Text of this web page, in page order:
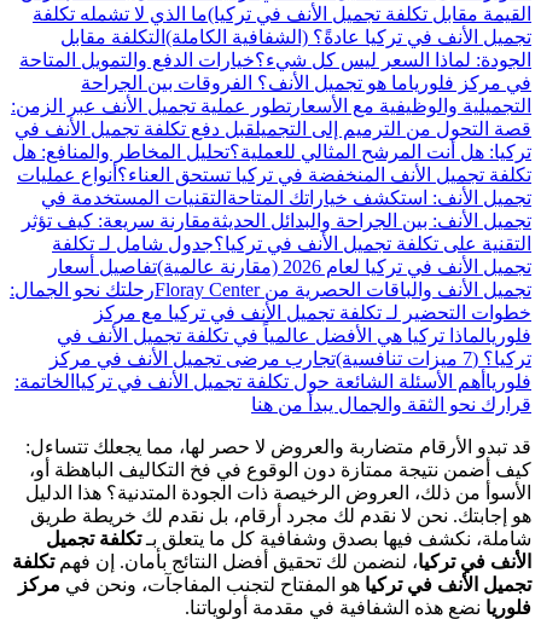
القيمة مقابل تكلفة تجميل الأنف في تركيا)ما الذي لا تشمله تكلفة
تجميل الأنف في تركيا عادةً؟ (الشفافية الكاملة) التكلفة مقابل
الجودة: لماذا السعر ليس كل شيء؟خيارات الدفع والتمويل المتاحة
في مركز فلورياما هو تجميل الأنف؟ الفروقات بين الجراحة
التجميلية والوظيفية مع الأسعار تطور عملية تجميل الأنف عبر الزمن:
قصة التحول من الترميم إلى التجميلقبل دفع تكلفة تجميل الأنف في
تركيا: هل أنت المرشح المثالي للعملية؟تحليل المخاطر والمنافع: هل
تكلفة تجميل الأنف المنخفضة في تركيا تستحق العناء؟ أنواع عمليات
تجميل الأنف: استكشف خياراتك المتاحة التقنيات المستخدمة في
تجميل الأنف: بين الجراحة والبدائل الحديثةمقارنة سريعة: كيف تؤثر
التقنية على تكلفة تجميل الأنف في تركيا؟جدول شامل لـ تكلفة
تجميل الأنف في تركيا لعام 2026 (مقارنة عالمية)
تفاصيل أسعار
تجميل الأنف والباقات الحصرية من Floray Center
رحلتك نحو الجمال:
خطوات التحضير لـ تكلفة تجميل الأنف في تركيا مع مركز
فلوريالماذا تركيا هي الأفضل عالمياً في تكلفة تجميل الأنف في
تركيا؟ (7 ميزات تنافسية)
تجارب مرضى تجميل الأنف في مركز
فلوريا أهم الأسئلة الشائعة حول تكلفة تجميل الأنف في تركيا الخاتمة:
قرارك نحو الثقة والجمال يبدأ من هنا
قد تبدو الأرقام متضاربة والعروض لا حصر لها، مما يجعلك تتساءل:
كيف أضمن نتيجة ممتازة دون الوقوع في فخ التكاليف الباهظة أو،
الأسوأ من ذلك، العروض الرخيصة ذات الجودة المتدنية؟ هذا الدليل
هو إجابتك. نحن لا نقدم لك مجرد أرقام، بل نقدم لك خريطة طريق
شاملة، نكشف فيها بصدق وشفافية كل ما يتعلق بـتكلفة تجميل
الأنف في تركيا، لنضمن لك تحقيق أفضل النتائج بأمان. إن فهمتكلفة
تجميل الأنف في تركيا هو المفتاح لتجنب المفاجآت، ونحن في مركز
فلوريا نضع هذه الشفافية في مقدمة أولوياتنا.